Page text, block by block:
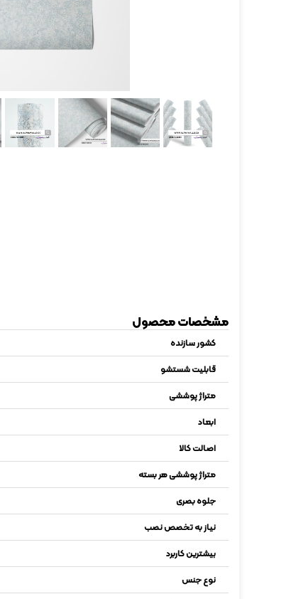
مشخصات محصول
کشور سازنده
قابلیت شستشو
متراژ پوششی
ابعاد
اصالت کالا
متراژ پوششی هر بسته
جلوه بصری
نیاز به تخصص نصب
بیشترین کاربرد
نوع جنس